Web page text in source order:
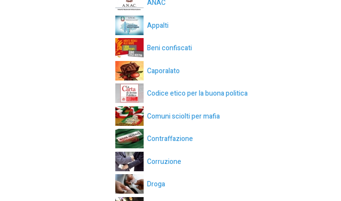
ANAC
Appalti
Beni confiscati
Caporalato
Codice etico per la buona politica
Comuni sciolti per mafia
Contraffazione
Corruzione
Droga